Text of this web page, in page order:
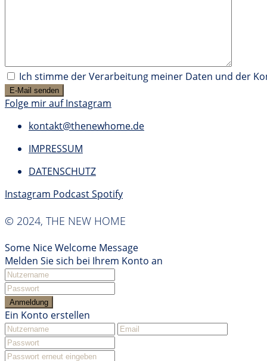
Ich stimme der Verarbeitung meiner Daten und der
Folge mir auf Instagram
kontakt@thenewhome.de
IMPRESSUM
DATENSCHUTZ
Instagram PodcastSpotify
© 2024, THE NEW HOME
Some Nice Welcome Message
Melden Sie sich bei Ihrem Konto an
Anmeldung
Ein Konto erstellen